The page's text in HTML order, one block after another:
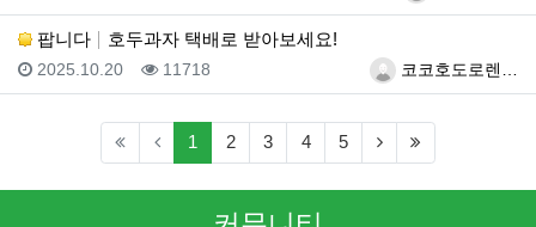
팝니다 호두과자 택배로 받아보세요!
등록자코코호도로렌…
등록일
2025.10.20 조회
11718
1 (current)
2 3 4 5 (next)